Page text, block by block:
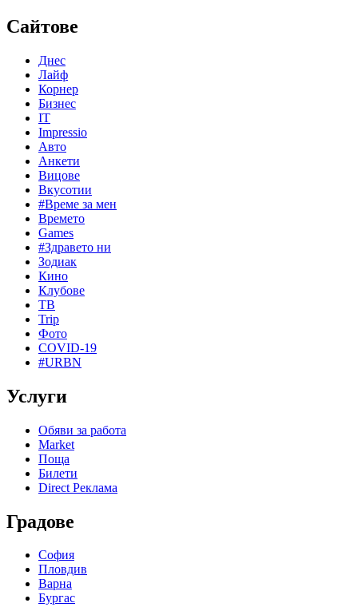
Сайтове
Днес
Лайф
Корнер
Бизнес
IT
Impressio
Авто
Анкети
Вицове
Вкусотии
#Време за мен
Времето
Games
#Здравето ни
Зодиак
Кино
Клубове
ТВ
Trip
Фото
COVID-19
#URBN
Услуги
Обяви за работа
Market
Поща
Билети
Direct Реклама
Градове
София
Пловдив
Варна
Бургас